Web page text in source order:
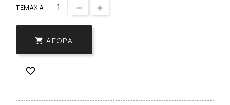
ΤΕΜΆΧΙΑ:
 ΑΓΟΡΆ
